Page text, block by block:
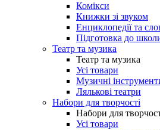
Комікси
Книжки зі звуком
Енциклопедії та
Підготовка до
Театр та музика
Театр та музика
Усі товари
Музичні
Лялькові театри
Набори для творчості
Набори для
Усі товари